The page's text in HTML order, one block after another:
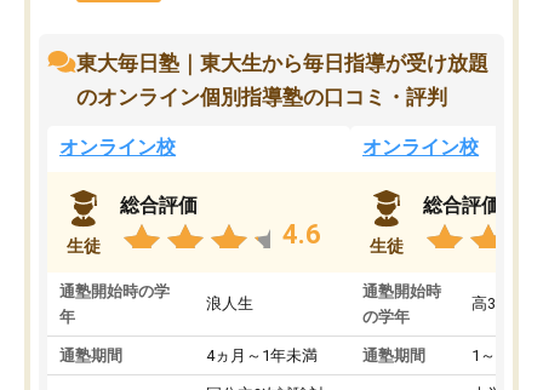
東大毎日塾｜東大生から毎日指導が受け放題
のオンライン個別指導塾の口コミ・評判
オンライン校
生徒
総合評価
4.6
通塾開始時の学
年
浪人生
通塾期間 4ヵ月～1年未満
オンライン校
生徒
総合評価
通塾開始時
の学年
高3
通塾期間 1～3ヵ月